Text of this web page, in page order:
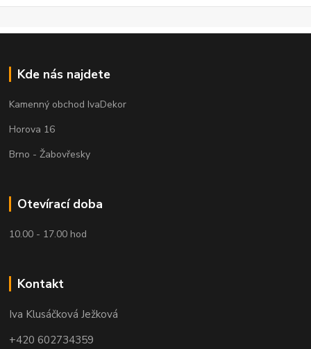
Kde nás najdete
Kamenný obchod IvaDekor
Horova 16
Brno - Žabovřesky
Otevírací doba
10.00 - 17.00 hod
Kontakt
Iva Klusáčková Ježková
+420 602734359